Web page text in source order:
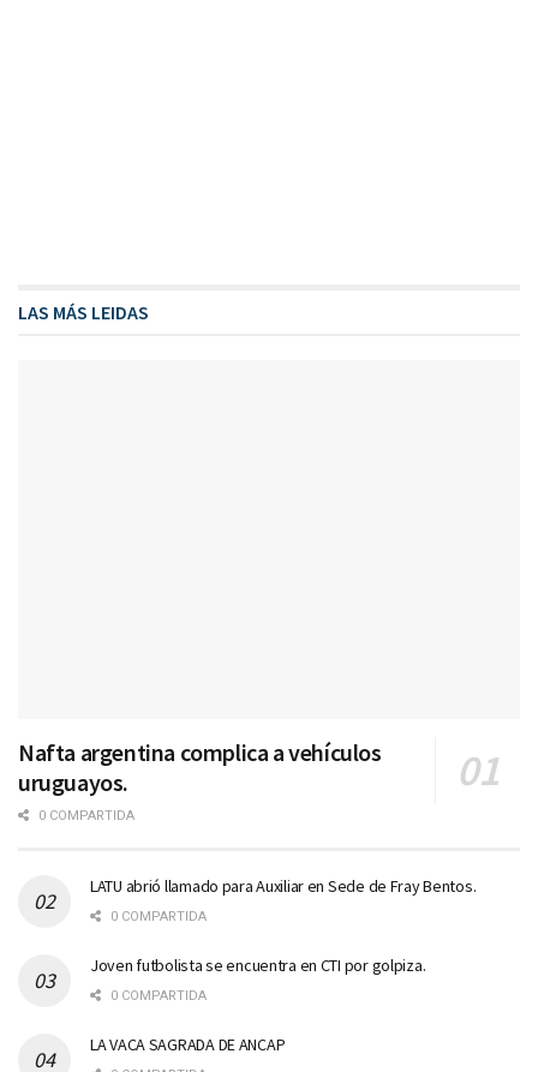
LAS MÁS LEIDAS
Nafta argentina complica a vehículos
uruguayos.
0 COMPARTIDA
LATU abrió llamado para Auxiliar en Sede de Fray Bentos.
0 COMPARTIDA
Joven futbolista se encuentra en CTI por golpiza.
0 COMPARTIDA
LA VACA SAGRADA DE ANCAP